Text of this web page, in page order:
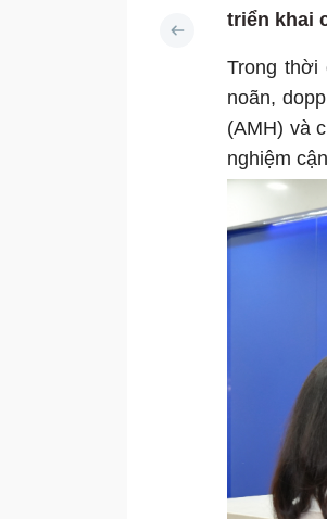
triển khai
Trong thời
noãn,
(AMH) và
nghiệm